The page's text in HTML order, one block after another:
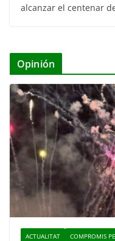
alcanzar el centenar
Opinión
ACTUALITAT COMPROMIS